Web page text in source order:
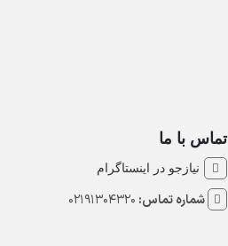
تماس با ما
نیازجو در اینستاگرام
شماره تماس: 02191304320